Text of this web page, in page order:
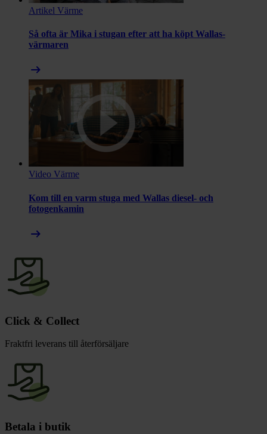
Artikel Värme
Så ofta är Mika i stugan efter att ha köpt Wallas-
värmaren
arrow_right_alt
Video Värme
Kom till en varm stuga med Wallas diesel- och
fotogenkamin
arrow_right_alt
Click & Collect
Fraktfri leverans till återförsäljare
Betala i butik